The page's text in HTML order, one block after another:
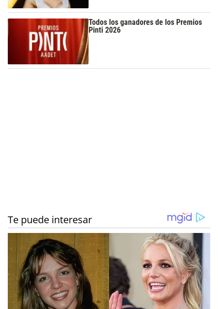
Todos los ganadores de los Premios
Pinti 2026